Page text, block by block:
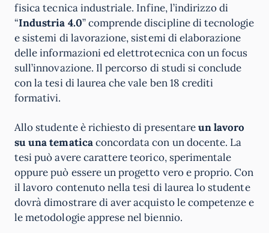
fisica tecnica industriale. Infine, l’indirizzo di
“Industria 4.0” comprende discipline di tecnologie
e sistemi di lavorazione, sistemi di elaborazione
delle informazioni ed elettrotecnica con un focus
sull’innovazione. Il percorso di studi si conclude
con la tesi di laurea che vale ben 18 crediti
formativi.
Allo studente è richiesto di presentareun lavoro
su una tematicaconcordata con un docente. La
tesi può avere carattere teorico, sperimentale
oppure può essere un progetto vero e proprio. Con
il lavoro contenuto nella tesi di laurea lo studente
dovrà dimostrare di aver acquisto le competenze e
le metodologie apprese nel biennio.